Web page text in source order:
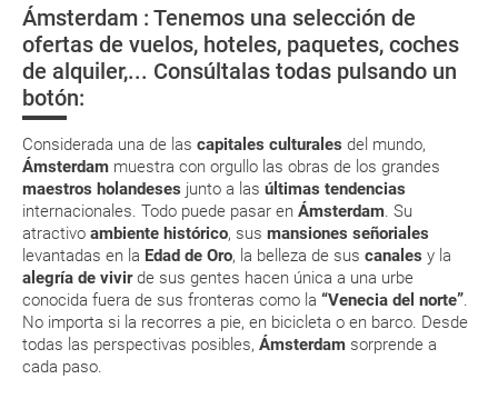
Ámsterdam : Tenemos una selección de
ofertas de vuelos, hoteles, paquetes, coches
de alquiler,... Consúltalas todas pulsando un
botón:
Considerada una de las capitales culturales del mundo,
Ámsterdam muestra con orgullo las obras de los grandes
maestros holandeses junto a las últimas tendencias
internacionales. Todo puede pasar en Ámsterdam . Su
atractivo ambiente histórico, sus mansiones señoriales
levantadas en la Edad de Oro, la belleza de sus canales y la
alegría de vivirde sus gentes hacen única a una urbe
conocida fuera de sus fronteras como la “Venecia del norte”
No importa si la recorres a pie, en bicicleta o en barco. Desde
todas las perspectivas posibles, Ámsterdam sorprende a
cada paso.
Ámsterdam,
ciudad con arte
Róterdam, a la
vanguardia
La Haya,
Corte
¿Cómo moverse por Holanda?
Viajar en bicicleta
in por su web.
Eso sí, deberás estar atento si viajas con una compañía low cost, debido
a que muchas de ellas exigen la presentación de la tarjeta de embarque
(que deberás realizar a través de su web) para que no te carguen un
suplemento extra en el mismo aeropuerto.
En caso de tener que enviarte la documentación de un paquete
vacacional (Caribe, circuitos, tours...) te enviaremos la documentación
de tu reserva alrededor de 10 días antes de salida, la cual deberás
imprimir y llevar contigo en el viaje.
Esta documentación te será requerida en el mostrador de la compañía
aérea a la hora de realizar el check-in el día de la salida.
MODIFICACIÓN ó CANCELACIÓN ¿Puedo anular o
modificar una reserva del viaje? ¿Qué gastos puede
generar una anulación o modificación del viaje?